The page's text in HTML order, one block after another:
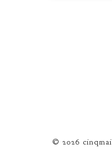
© 2026 cinqmai